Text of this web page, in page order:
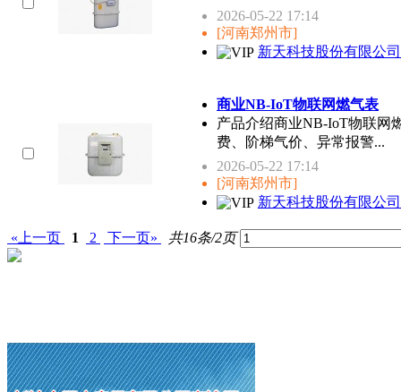
2026-05-22 17:14
[河南郑州市]
新天科技股份有限公司
商业NB-IoT物联网燃气表
产品介绍商业NB-IoT物联网
费、阶梯气价、异常报警...
2026-05-22 17:14
[河南郑州市]
新天科技股份有限公司
«上一页 1 2 下一页» 共16条/2页